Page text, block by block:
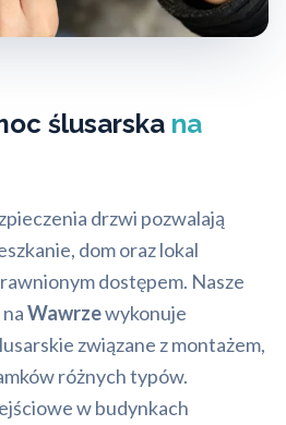
ślusarska na
drzwi pozwalają
dom oraz lokal
dostępem. Nasze
naWawrzewykonuje
związane z montażem,
różnych typów.
w budynkach